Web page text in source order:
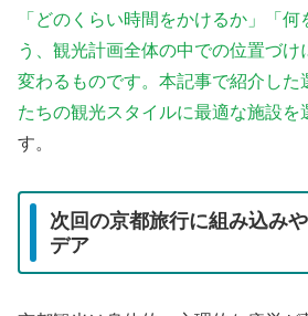
「どのくらい時間をかけるか」「
う、観光計画全体の中での位置づ
変わるものです。本記事で紹介した
たちの観光スタイルに最適な施設を
す。
次回の京都旅行に組み込み
デア